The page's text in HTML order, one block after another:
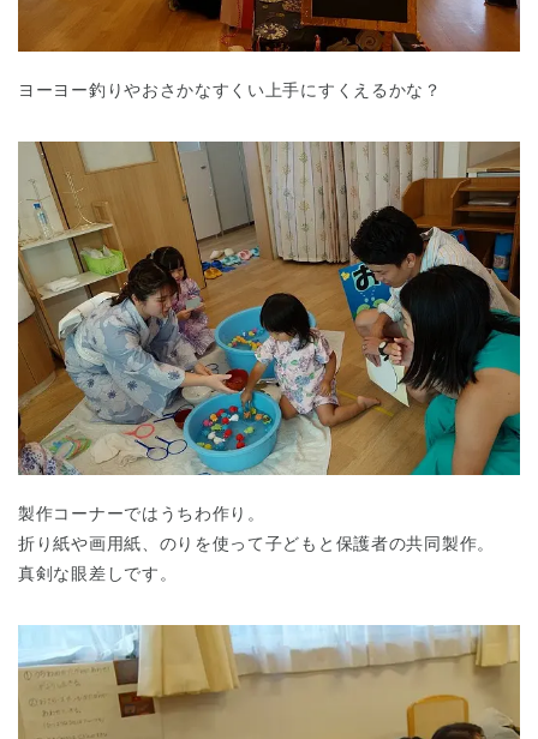
ヨーヨー釣りやおさかなすくい上手にすくえるかな？
製作コーナーではうちわ作り。
折り紙や画用紙、のりを使って子どもと保護者の共同製作。
真剣な眼差しです。